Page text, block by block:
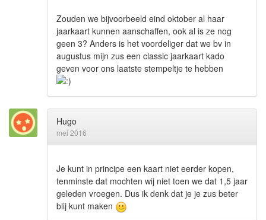
Zouden we bijvoorbeeld eind oktober al haar
jaarkaart kunnen aanschaffen, ook al is ze nog
geen 3? Anders is het voordeliger dat we bv in
augustus mijn zus een classic jaarkaart kado
geven voor ons laatste stempeltje te hebben
Hugo
mei 2016
Je kunt in principe een kaart niet eerder kopen,
tenminste dat mochten wij niet toen we dat 1,5 jaar
geleden vroegen. Dus ik denk dat je je zus beter
blij kunt maken